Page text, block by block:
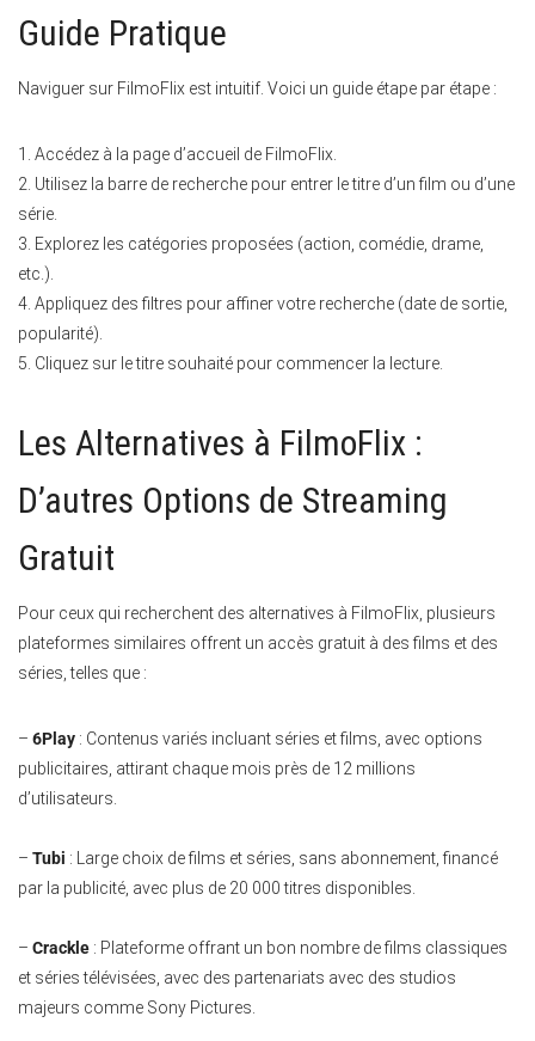
Guide Pratique
Naviguer sur FilmoFlix est intuitif. Voici un guide étape par étape :
1. Accédez à la page d’accueil de FilmoFlix.
2. Utilisez la barre de recherche pour entrer le titre d’un film ou d’une
série.
3. Explorez les catégories proposées (action, comédie, drame,
etc.).
4. Appliquez des filtres pour affiner votre recherche (date de sortie,
popularité).
5. Cliquez sur le titre souhaité pour commencer la lecture.
Les Alternatives à FilmoFlix :
D’autres Options de Streaming
Gratuit
Pour ceux qui recherchent des alternatives à FilmoFlix, plusieurs
plateformes similaires offrent un accès gratuit à des films et des
séries, telles que :
– 6Play : Contenus variés incluant séries et films, avec options
publicitaires, attirant chaque mois près de 12 millions
d’utilisateurs.
– Tubi : Large choix de films et séries, sans abonnement, financé
par la publicité, avec plus de 20 000 titres disponibles.
– Crackle : Plateforme offrant un bon nombre de films classiques
et séries télévisées, avec des partenariats avec des studios
majeurs comme Sony Pictures.